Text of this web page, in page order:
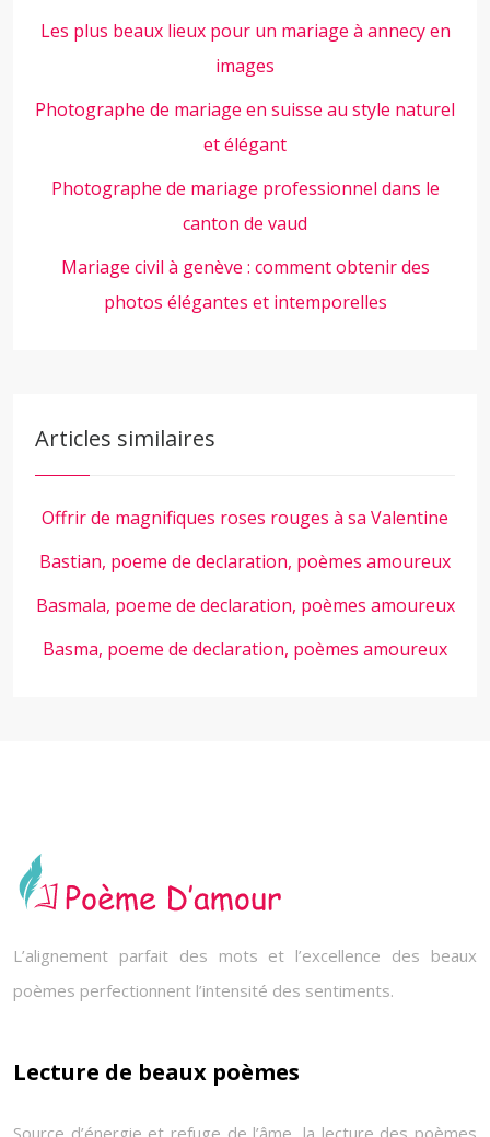
Les plus beaux lieux pour un mariage à annecy en
images
Photographe de mariage en suisse au style naturel
et élégant
Photographe de mariage professionnel dans le
canton de vaud
Mariage civil à genève : comment obtenir des
photos élégantes et intemporelles
Articles similaires
Offrir de magnifiques roses rouges à sa Valentine
Bastian, poeme de declaration, poèmes amoureux
Basmala, poeme de declaration, poèmes amoureux
Basma, poeme de declaration, poèmes amoureux
L’alignement parfait des mots et l’excellence des beaux
poèmes perfectionnent l’intensité des sentiments.
Lecture de beaux poèmes
Source d’énergie et refuge de l’âme, la lecture des poèmes